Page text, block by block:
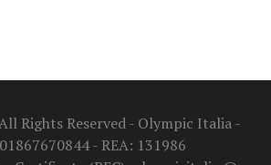
Rights Reserved - Olympic Italia -
- REA: 131986